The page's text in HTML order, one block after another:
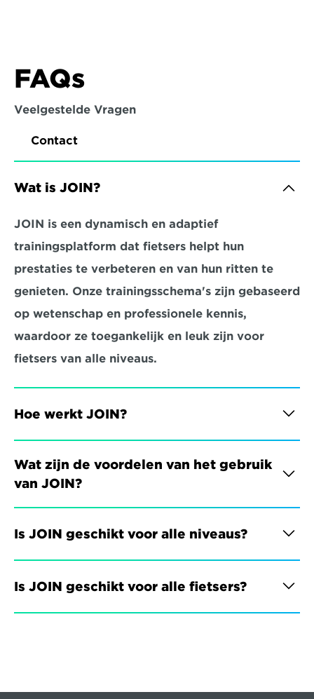
FAQs
Veelgestelde Vragen
Contact
Wat is JOIN?
JOIN is een dynamisch en adaptief
trainingsplatform dat fietsers helpt hun
prestaties te verbeteren en van hun ritten te
genieten. Onze trainingsschema's zijn gebaseerd
op wetenschap en professionele kennis,
waardoor ze toegankelijk en leuk zijn voor
fietsers van alle niveaus.
Hoe werkt JOIN?
Wat zijn de voordelen van het gebruik
van JOIN?
Is JOIN geschikt voor alle niveaus?
Is JOIN geschikt voor alle fietsers?